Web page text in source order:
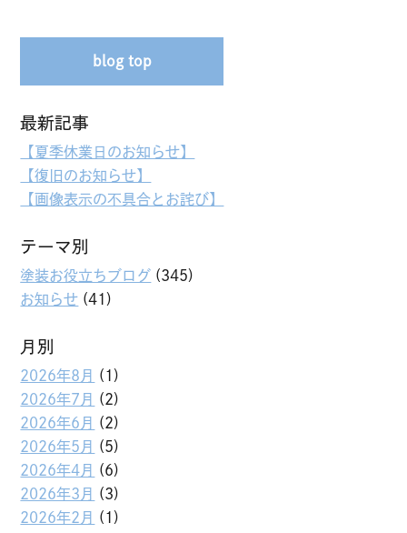
blog top
最新記事
【夏季休業日のお知らせ】
【復旧のお知らせ】
【画像表示の不具合とお詫び】
テーマ別
塗装お役立ちブログ (345)
お知らせ (41)
月別
2026年8月
(1)
2026年7月
(2)
2026年6月
(2)
2026年5月
(5)
2026年4月
(6)
2026年3月
(3)
2026年2月
(1)